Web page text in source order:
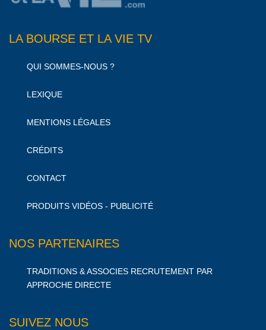
LA BOURSE ET LA VIE TV
QUI SOMMES-NOUS ?
LEXIQUE
MENTIONS LÉGALES
CRÉDITS
CONTACT
PRODUITS VIDÉOS - PUBLICITÉ
NOS PARTENAIRES
TRADITIONS & ASSOCIES RECRUTEMENT PAR
APPROCHE DIRECTE
SUIVEZ NOUS